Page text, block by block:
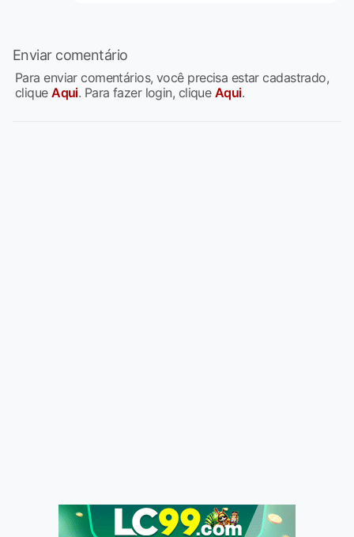
Enviar comentário
Para enviar comentários, você precisa estar cadastrado,
cliqueAqui. Para fazer login, clique Aqui.